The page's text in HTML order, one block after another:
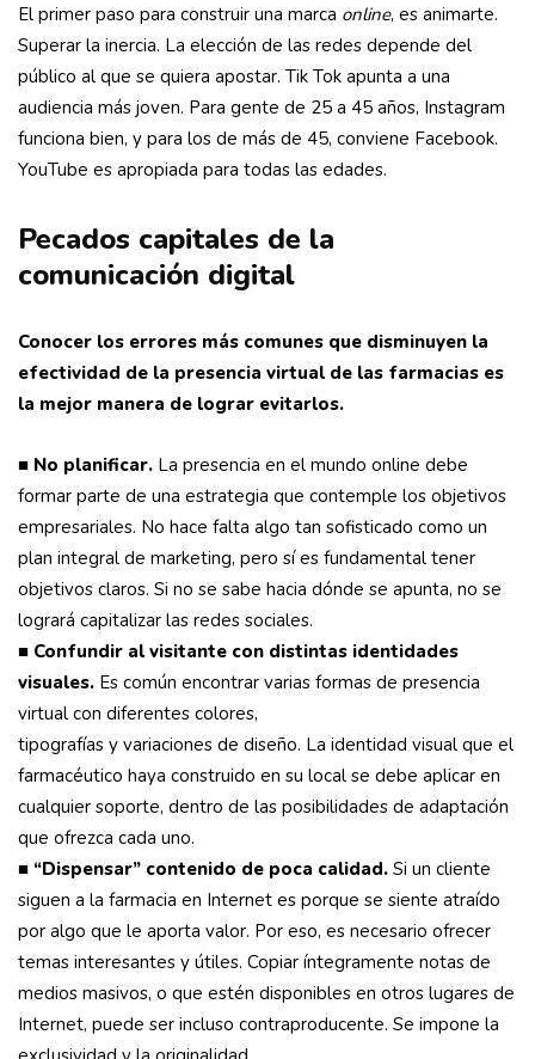
El primer paso para construir una marca online, es animarte.
Superar la inercia. La elección de las redes depende del
público al que se quiera apostar. Tik Tok apunta a una
audiencia más joven. Para gente de 25 a 45 años, Instagram
funciona bien, y para los de más de 45, conviene Facebook.
YouTube es apropiada para todas las edades.
Pecados capitales de la
comunicación digital
Conocer los errores más comunes que disminuyen la
efectividad de la presencia virtual de las farmacias es
la mejor manera de lograr evitarlos.
■ No planificar. La presencia en el mundo online debe
formar parte de una estrategia que contemple los objetivos
empresariales. No hace falta algo tan sofisticado como un
plan integral de marketing, pero sí es fundamental tener
objetivos claros. Si no se sabe hacia dónde se apunta, no se
logrará capitalizar las redes sociales.
■ Confundir al visitante con distintas identidades
visuales. Es común encontrar varias formas de presencia
virtual con diferentes colores,
tipografías y variaciones de diseño. La identidad visual que el
farmacéutico haya construido en su local se debe aplicar en
cualquier soporte, dentro de las posibilidades de adaptación
que ofrezca cada uno.
■ “Dispensar” contenido de poca calidad. Si un cliente
siguen a la farmacia en Internet es porque se siente atraído
por algo que le aporta valor. Por eso, es necesario ofrecer
temas interesantes y útiles. Copiar íntegramente notas de
medios masivos, o que estén disponibles en otros lugares de
Internet, puede ser incluso contraproducente. Se impone la